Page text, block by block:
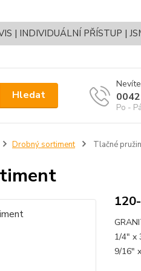
| INDIVIDUÁLNÍ PŘÍSTUP |
Hledat
Po -
Drobný sortiment Tlačné
1/4" x
9/16"